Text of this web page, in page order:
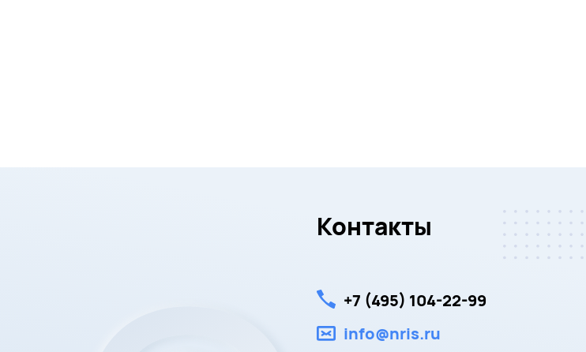
Контакты
+7 (495) 104-22-99
info@nris.ru